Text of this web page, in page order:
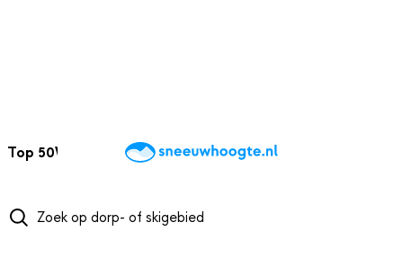
Top 50Webcams WintersportweerKaarten